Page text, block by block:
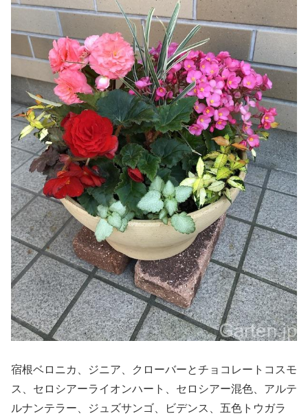
宿根ベロニカ、ジニア、クローバーとチョコレートコスモ
ス、セロシアーライオンハート、セロシアー混色、アルテ
ルナンテラー、ジュズサンゴ、ビデンス、五色トウガラ